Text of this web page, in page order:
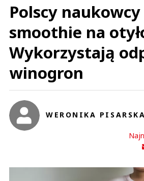
Polscy
smoothie na
Wykorzystają
winogron
WERONIKA PISARSKA